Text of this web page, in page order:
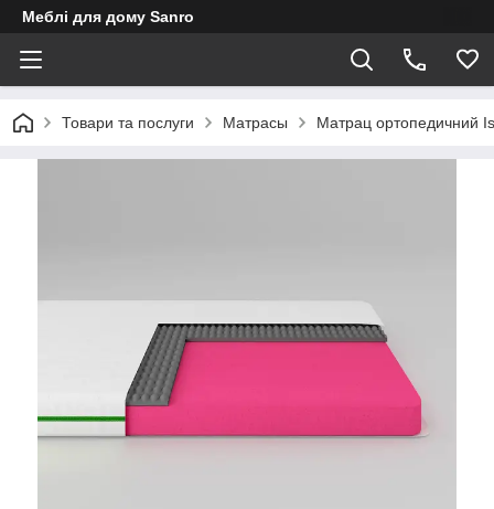
Меблі для дому Sanro
Товари та послуги Матрасы Матрац ортопедичний